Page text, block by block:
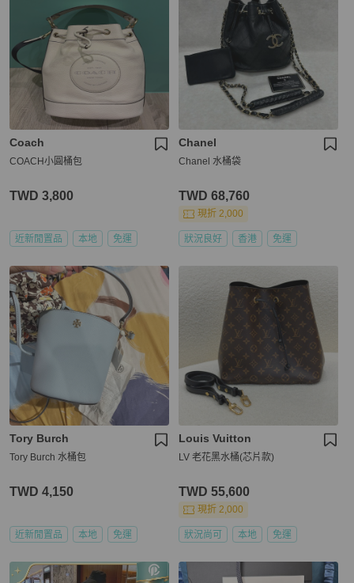
Coach
COACH小圓桶包
TWD 3,800
近新閒置品 本地 免運
Chanel
Chanel 水桶袋
TWD 68,760
現折 2,000
狀況良好 香港 免運
Tory Burch
Tory Burch 水桶包
TWD 4,150
近新閒置品 本地 免運
Louis Vuitton
LV 老花黑水桶(芯片款)
TWD 55,600
現折 2,000
狀況尚可 本地 免運